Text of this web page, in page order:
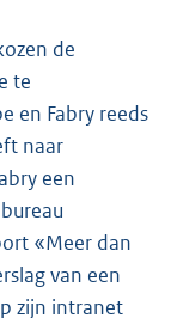
de
te
en Fabry reeds
naar
een
«Meer dan
van een
zijn intranet